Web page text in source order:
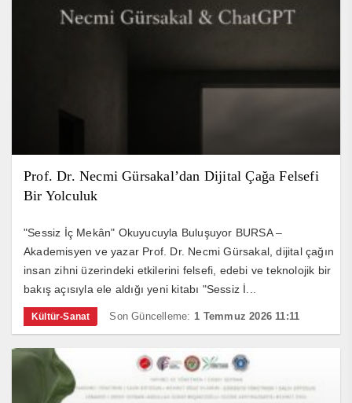
Prof. Dr. Necmi Gürsakal’dan Dijital Çağa Felsefi
Bir Yolculuk
"Sessiz İç Mekân" Okuyucuyla Buluşuyor BURSA –
Akademisyen ve yazar Prof. Dr. Necmi Gürsakal, dijital çağın
insan zihni üzerindeki etkilerini felsefi, edebi ve teknolojik bir
bakış açısıyla ele aldığı yeni kitabı "Sessiz İ...
Kültür-Sanat Son Güncelleme: 1 Temmuz 2026 11:11